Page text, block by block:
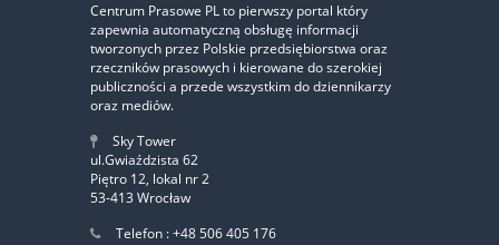
Centrum Prasowe PL to pierwszy portal który
zapewnia automatyczną obsługę informacji
tworzonych przez Polskie przedsiębiorstwa oraz
rzeczników prasowych i kierowane do szerokiej
publiczności a przede wszystkim do dziennikarzy
oraz mediów.
Sky Tower
ul.Gwiaździsta 62
Piętro 12, lokal nr 2
53-413 Wrocław
Telefon : +48 506 405 176